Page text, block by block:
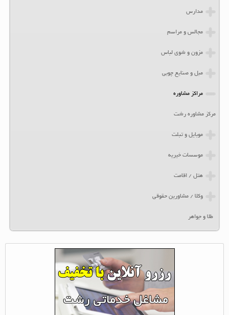
مدارس
مجالس و مراسم
مزون و شوی لباس
مبل و صنایع چوبی
مراکز مشاوره
مرکز مشاوره رشت
موبایل و تبلت
موسسات خیریه
هتل / اقامت
وکلا / مشاورین حقوقی
طلا و جواهر